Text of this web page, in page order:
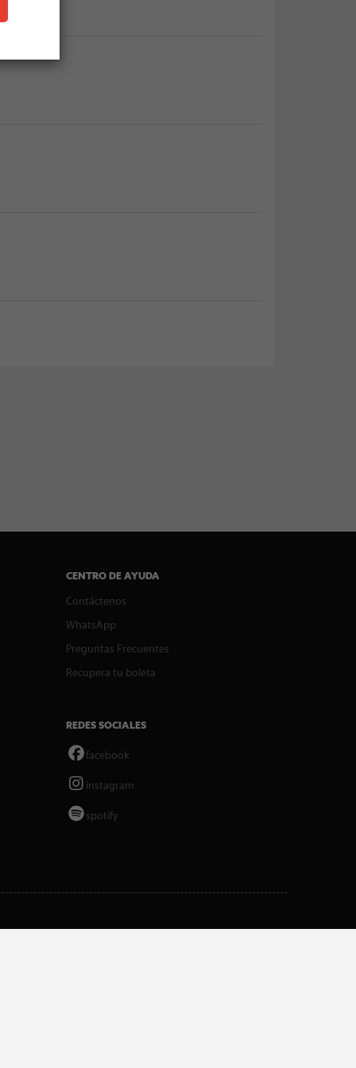
CENTRO DE AYUDA
Contáctenos
WhatsApp
Preguntas Frecuentes
Recupera tu boleta
REDES SOCIALES
facebook
instagram
spotify